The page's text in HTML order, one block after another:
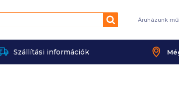
Keresés Áruházunk
Szállítási információk